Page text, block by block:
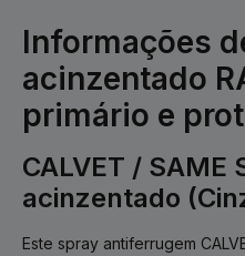
Informações
acinzentado
primário e
CALVET /
acinzentado
Este spray antiferrugem